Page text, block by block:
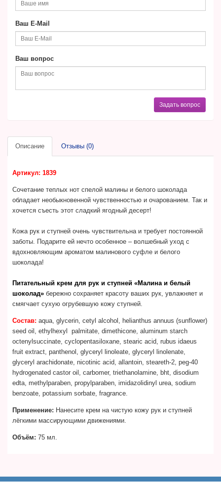
Ваш E-Mail
Ваш вопрос
Задать вопрос
Описание Отзывы (0)
Артикул: 1839
Сочетание теплых нот спелой малины и белого шоколада
обладает необыкновенной чувственностью и очарованием. Так и
хочется съесть этот сладкий ягодный десерт!
Кожа рук и ступней очень чувствительна и требует постоянной
заботы. Подарите ей нечто особенное – волшебный уход с
вдохновляющим ароматом малинового суфле и белого
шоколада!
Питательный крем для рук и ступней «Малина и белый
шоколад» бережно сохраняет красоту ваших рук, увлажняет и
смягчает сухую огрубевшую кожу ступней.
Состав: aqua, glycerin, cetyl alcohol, helianthus annuus (sunflower)
seed oil, ethylhexyl palmitate, dimethicone, aluminum starch
octenylsuccinate, cyclopentasiloxane, stearic acid, rubus idaeus
fruit extract, panthenol, glyceryl linoleate, glyceryl linolenate,
glyceryl arachidonate, nicotinic acid, allantoin, steareth-2, peg-40
hydrogenated castor oil, carbomer, triethanolamine, bht, disodium
edta, methylparaben, propylparaben, imidazolidinyl urea, sodium
benzoate, potassium sorbate, fragrance.
Применение: Нанесите крем на чистую кожу рук и ступней
лёгкими массирующими движениями.
Объём: 75 мл.